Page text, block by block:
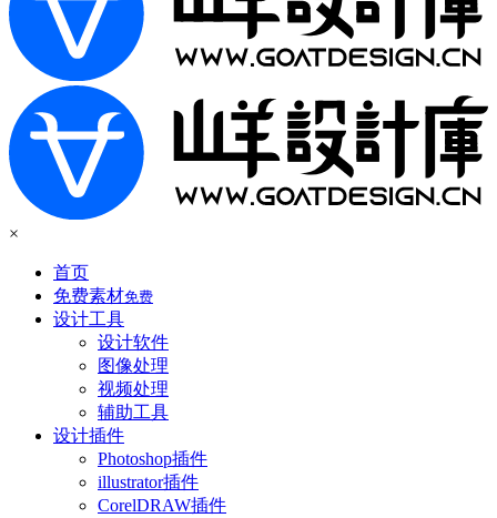
×
首页
免费素材免费
设计工具
设计软件
图像处理
视频处理
辅助工具
设计插件
Photoshop插件
illustrator插件
CorelDRAW插件